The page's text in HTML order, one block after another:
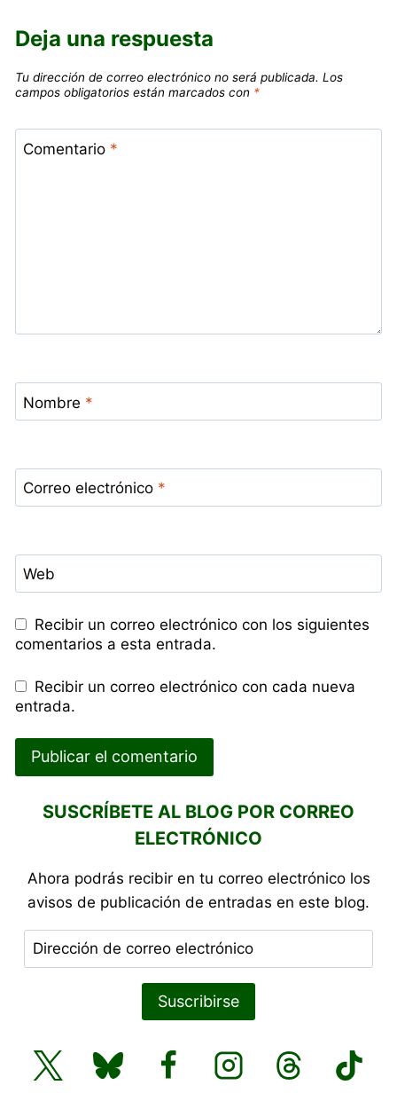
Deja una respuesta
Tu dirección de correo electrónico no será publicada. Los
campos obligatorios están marcados con *
Comentario *
Nombre *
Correo electrónico *
Web
Recibir un correo electrónico con los siguientes
comentarios a esta entrada.
Recibir un correo electrónico con cada nueva
entrada.
SUSCRÍBETE AL BLOG POR CORREO
ELECTRÓNICO
Ahora podrás recibir en tu correo electrónico los
avisos de publicación de entradas en este blog.
Dirección
de
Suscribirse